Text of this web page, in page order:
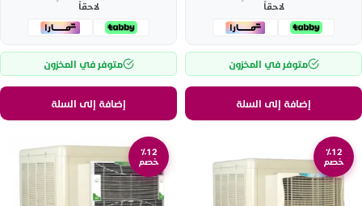
لاحقاً
متوفر في المخزون
إضافة إلى السلة
لاحقاً
متوفر في المخزون
إضافة إلى السلة
٪12
خصم
٪12
خصم